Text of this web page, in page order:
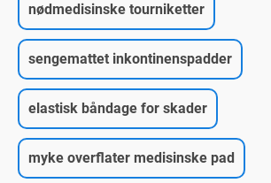
nødmedisinske tourniketter
sengemattet inkontinenspadder
elastisk båndage for skader
myke overflater medisinske pad